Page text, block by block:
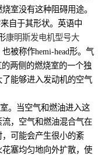
室没有这种阻碍用途。
自于其形状。英语中
康明斯发电机型号大
被称作hemi-head形。气
两侧的燃烧室的一个独
能够进入发动机的空气
。当空气和燃油进入这
，空气和燃油混合气在
可能会产生很小的紊
塞均匀地向外扩散，使